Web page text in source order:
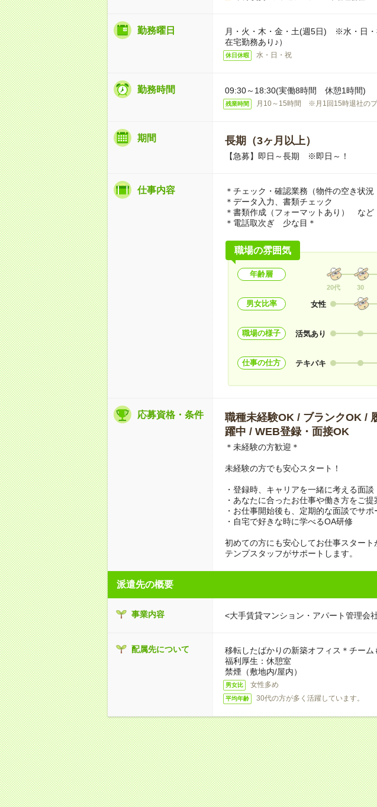
勤務曜日
月・火・木・金・土(週5日) ※水・日・
在宅勤務あり♪）
休日休暇 水・日・祝
勤務時間 09:30～18:30(実働8時間 休憩1時間)
残業時間 月10～15時間 ※月1回15時退社のプ
期間 長期（3ヶ月以上）
【急募】即日～長期 ※即日～！
仕事内容
＊チェック・確認業務（物件の空き状況
＊データ入力、書類チェック
＊書類作成（フォーマットあり） など
＊電話取次ぎ 少な目＊
職場の雰囲気
年齢層
20代 30
男女比率 女性
職場の様子 活気あり
仕事の仕方 テキパキ
応募資格・条件
職種未経験OK / ブランクOK /
躍中 / WEB登録・面接OK
＊未経験の方歓迎＊
未経験の方でも安心スタート！
・登録時、キャリアを一緒に考える面談
・あなたに合ったお仕事や働き方をご提
・お仕事開始後も、定期的な面談でサポ
・自宅で好きな時に学べるOA研修
初めての方にも安心してお仕事スタート
テンプスタッフがサポートします。
派遣先の概要
事業内容 <大手賃貸マンション・アパート管理会
配属先について
移転したばかりの新築オフィス＊チーム
福利厚生：休憩室
禁煙（敷地内/屋内）
男女比 女性多め
平均年齢 30代の方が多く活躍しています。